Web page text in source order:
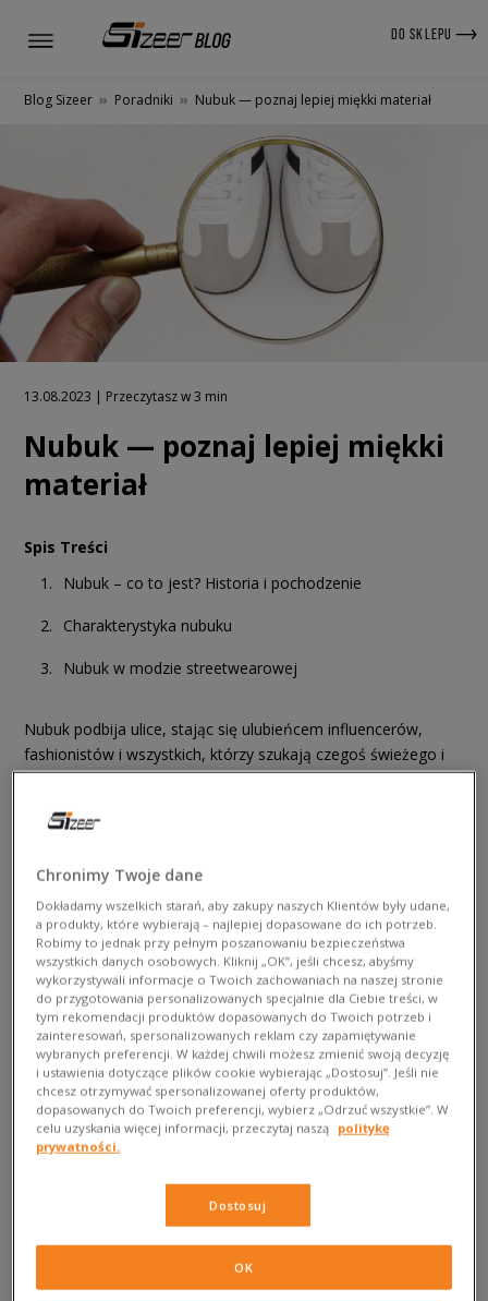
DO SKLEPU
Blog Sizeer » Poradniki » Nubuk — poznaj lepiej miękki materiał
13.08.2023 | Przeczytasz w 3 min
Nubuk — poznaj lepiej miękki
materiał
Spis Treści
Nubuk – co to jest? Historia i pochodzenie
Charakterystyka nubuku
Nubuk w modzie streetwearowej
Nubuk podbija ulice, stając się ulubieńcem influencerów,
fashionistów i wszystkich, którzy szukają czegoś świeżego i
unikatowego w modzie. Materiał ten, rozpoznawalny dzięki
stał się ikoną w świecie streetwearu. To nie tylko trend, to
299.99
TIMBERLAND PREMIUM 6 INCH CLASSIC BOOT FTC
Chronimy Twoje dane
Dokładamy wszelkich starań, aby zakupy naszych Klientów były udane,
a produkty, które wybierają – najlepiej dopasowane do ich potrzeb.
Robimy to jednak przy pełnym poszanowaniu bezpieczeństwa
wszystkich danych osobowych. Kliknij „OK”, jeśli chcesz, abyśmy
wykorzystywali informacje o Twoich zachowaniach na naszej stronie
do przygotowania personalizowanych specjalnie dla Ciebie treści, w
tym rekomendacji produktów dopasowanych do Twoich potrzeb i
zainteresowań, spersonalizowanych reklam czy zapamiętywanie
wybranych preferencji. W każdej chwili możesz zmienić swoją decyzję
i ustawienia dotyczące plików cookie wybierając „Dostosuj”. Jeśli nie
chcesz otrzymywać spersonalizowanej oferty produktów,
dopasowanych do Twoich preferencji, wybierz „Odrzuć wszystkie”. W
celu uzyskania więcej informacji, przeczytaj naszą politykę
prywatności.
Dostosuj
OK